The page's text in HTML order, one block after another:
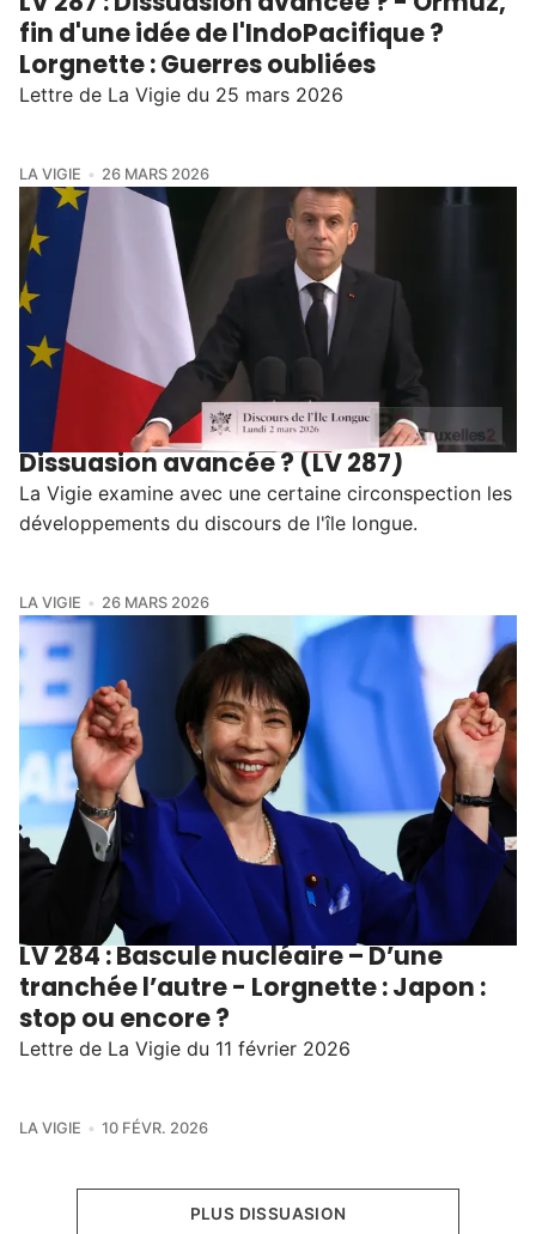
fin d'une idée de l'IndoPacifique ?
Lorgnette : Guerres oubliées
Lettre de La Vigie du 25 mars 2026
LA VIGIE 26 MARS 2026
Dissuasion avancée ? (LV 287)
La Vigie examine avec une certaine circonspection les
développements du discours de l'île longue.
LA VIGIE 26 MARS 2026
LV 284 : Bascule nucléaire – D’une
tranchée l’autre - Lorgnette : Japon :
stop ou encore ?
Lettre de La Vigie du 11 février 2026
LA VIGIE 10 FÉVR. 2026
PLUS DISSUASION